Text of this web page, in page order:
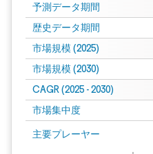
予測データ期間
歴史データ期間
市場規模 (2025)
市場規模 (2030)
CAGR (2025 - 2030)
市場集中度
主要プレーヤー